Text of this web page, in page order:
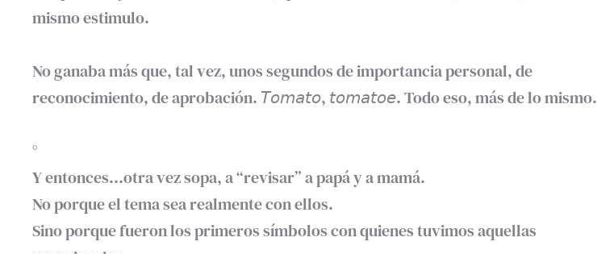
mismo estimulo.⁣
No ganaba más que, tal vez, unos segundos de importancia personal, de
reconocimiento, de aprobación. 𝘛𝘰𝘮𝘢𝘵𝘰, 𝘵𝘰𝘮𝘢𝘵𝘰𝘦. Todo eso, más de lo mismo.⁣
°⁣
Y entonces…otra vez sopa, a “revisar” a papá y a mamá.⁣
No porque el tema sea realmente con ellos.⁣
Sino porque fueron los primeros símbolos con quienes tuvimos aquellas